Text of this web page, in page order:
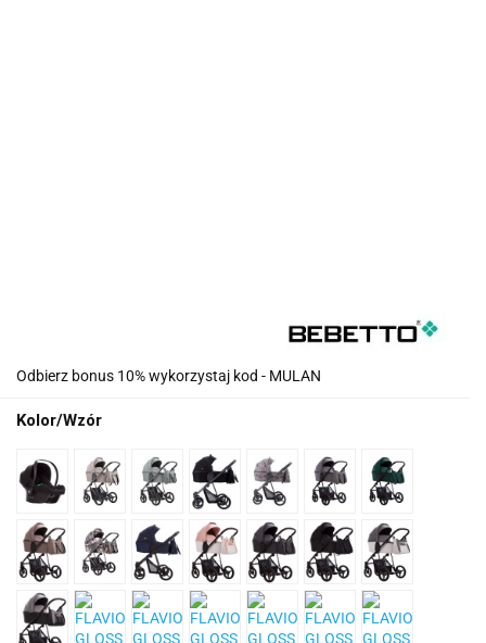
Odbierz bonus 10% wykorzystaj kod - MULAN
Kolor/Wzór